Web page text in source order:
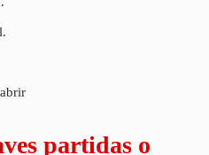
partidas o